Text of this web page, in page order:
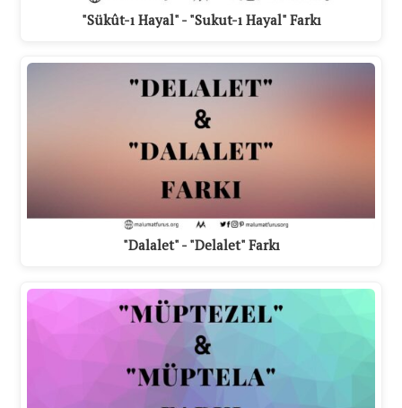
"Sükût-ı Hayal" - "Sukut-ı Hayal" Farkı
"Dalalet" - "Delalet" Farkı